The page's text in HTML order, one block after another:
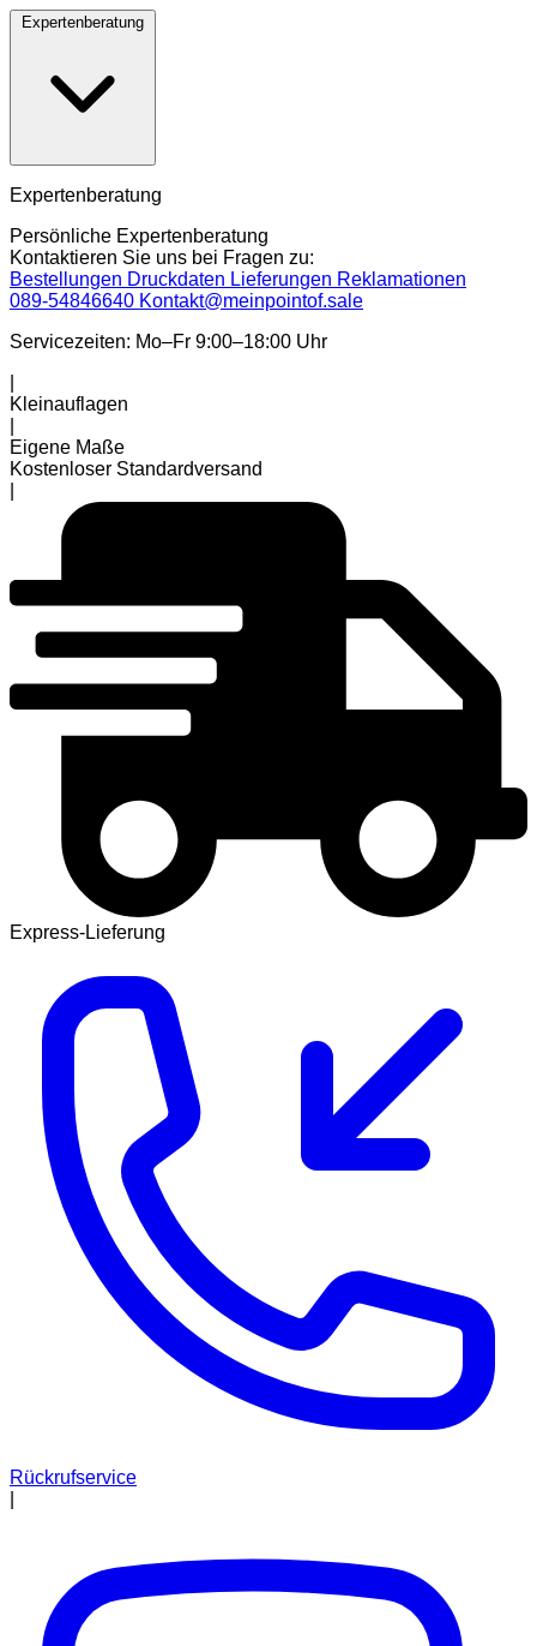
Expertenberatung
Expertenberatung
Persönliche Expertenberatung
Kontaktieren Sie uns bei Fragen zu:
Bestellungen Druckdaten Lieferungen Reklamationen
089-54846640 Kontakt@meinpointof.sale
Servicezeiten: Mo–Fr 9:00–18:00 Uhr
Kleinauflagen
Eigene Maße
Kostenloser Standardversand
Express-Lieferung
Rückrufservice